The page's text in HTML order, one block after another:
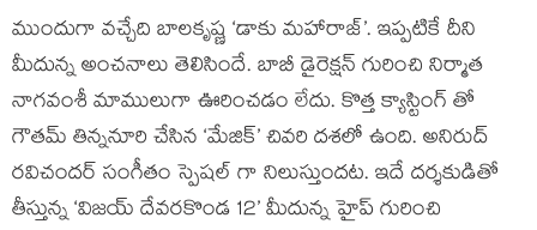
ముందుగా వచ్చేది బాలకృష్ణ ‘డాకు మహారాజ్’. ఇప్పటికే దీని
మీదున్న అంచనాలు తెలిసిందే. బాబీ డైరెక్షన్ గురించి నిర్మాత
నాగవంశీ మాములుగా ఊరించడం లేదు. కొత్త క్యాస్టింగ్ తో
గౌతమ్ తిన్ననూరి చేసిన ‘మేజిక్’ చివరి దశలో ఉంది. అనిరుద్
రవిచందర్ సంగీతం స్పెషల్ గా నిలుస్తుందట. ఇదే దర్శకుడితో
తీస్తున్న ‘విజయ్ దేవరకొండ 12’ మీదున్న హైప్ గురించి